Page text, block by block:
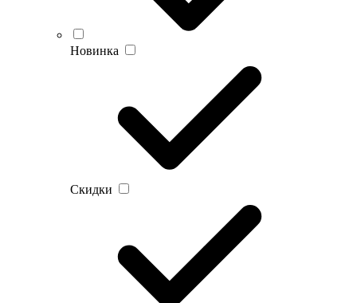
Новинка
Скидки